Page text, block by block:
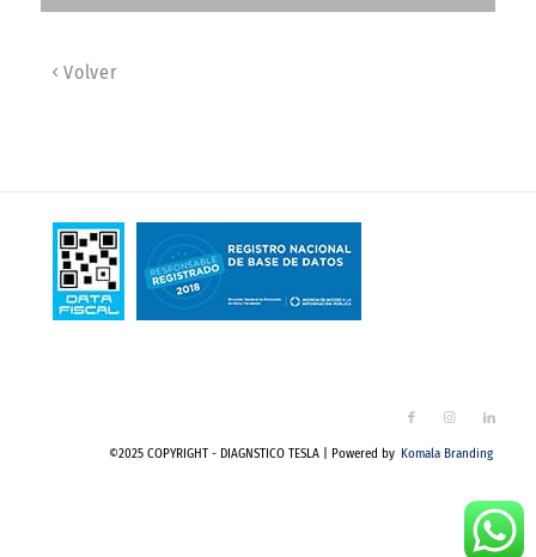
Volver
©2025 COPYRIGHT - DIAGNSTICO TESLA | Powered by Komala Branding